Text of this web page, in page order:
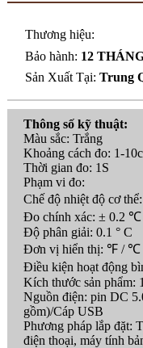
Thương hiệu:
Bảo hành: 12
Sản Xuất Tại:Trung
Thông số kỹ thuật:
Màu sắc: Trắng
Khoảng cách đo: 1-
Thời gian đo: 1S
Phạm vi đo:
Chế độ nhiệt độ cơ
Đo chính xác: ± 0.2
Độ phân giải: 0.1 ° C
Đơn vị hiển thị: ℉ / ℃
Điều kiện hoạt động
Kích thước sản phẩm:
Nguồn điện: pin DC
gồm)/Cáp USB
Phương pháp lắp đặt:
điện thoại, máy tính